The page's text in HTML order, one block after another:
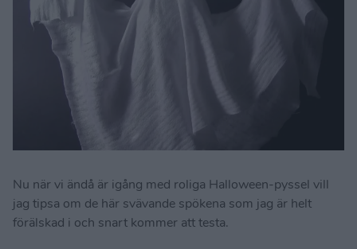
Nu när vi ändå är igång med roliga Halloween-pyssel vill
jag tipsa om de här svävande spökena som jag är helt
förälskad i och snart kommer att testa.